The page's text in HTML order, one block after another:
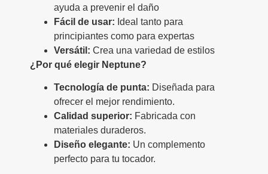
ayuda a prevenir el daño
Fácil de usar: Ideal tanto para
principiantes como para expertas
Versátil: Crea una variedad de estilos
¿Por qué elegir Neptune?
Tecnología de punta: Diseñada para
ofrecer el mejor rendimiento.
Calidad superior: Fabricada con
materiales duraderos.
Diseño elegante: Un complemento
perfecto para tu tocador.